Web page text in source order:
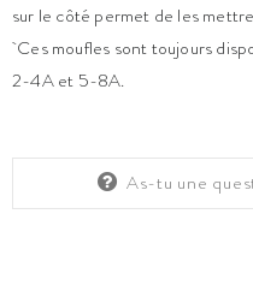
sur le côté permet de les
Ces moufles sont toujours
2-4A et 5-8A.
As-tu une